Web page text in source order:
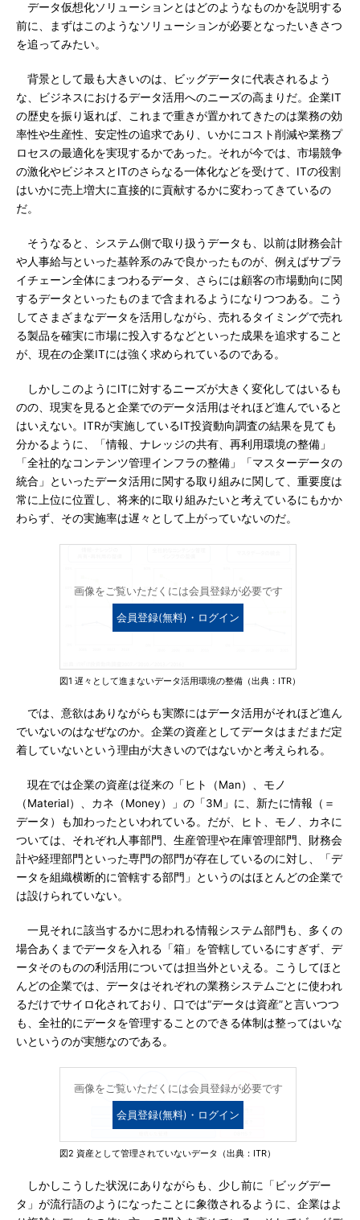
データ仮想化ソリューションとはどのようなものかを説明する
前に、まずはこのようなソリューションが必要となったいきさつ
を追ってみたい。
背景として最も大きいのは、ビッグデータに代表されるよう
な、ビジネスにおけるデータ活用へのニーズの高まりだ。企業IT
の歴史を振り返れば、これまで重きが置かれてきたのは業務の効
率性や生産性、安定性の追求であり、いかにコスト削減や業務プ
ロセスの最適化を実現するかであった。それが今では、市場競争
の激化やビジネスとITのさらなる一体化などを受けて、ITの役割
はいかに売上増大に直接的に貢献するかに変わってきているの
だ。
そうなると、システム側で取り扱うデータも、以前は財務会計
や人事給与といった基幹系のみで良かったものが、例えばサプラ
イチェーン全体にまつわるデータ、さらには顧客の市場動向に関
するデータといったものまで含まれるようになりつつある。こう
してさまざまなデータを活用しながら、売れるタイミングで売れ
る製品を確実に市場に投入するなどといった成果を追求すること
が、現在の企業ITには強く求められているのである。
しかしこのようにITに対するニーズが大きく変化してはいるも
のの、現実を見ると企業でのデータ活用はそれほど進んでいると
はいえない。ITRが実施しているIT投資動向調査の結果を見ても
分かるように、「情報、ナレッジの共有、再利用環境の整備」
「全社的なコンテンツ管理インフラの整備」「マスターデータの
統合」といったデータ活用に関する取り組みに関して、重要度は
常に上位に位置し、将来的に取り組みたいと考えているにもかか
わらず、その実施率は遅々として上がっていないのだ。
画像をご覧いただくには会員登録が必要です
会員登録(無料)・ログイン
図1 遅々として進まないデータ活用環境の整備（出典：ITR）
では、意欲はありながらも実際にはデータ活用がそれほど進ん
でいないのはなぜなのか。企業の資産としてデータはまだまだ定
着していないという理由が大きいのではないかと考えられる。
現在では企業の資産は従来の「ヒト（Man）、モノ
（Material）、カネ（Money）」の「3M」に、新たに情報（＝
データ）も加わったといわれている。だが、ヒト、モノ、カネに
ついては、それぞれ人事部門、生産管理や在庫管理部門、財務会
計や経理部門といった専門の部門が存在しているのに対し、「デ
ータを組織横断的に管轄する部門」というのはほとんどの企業で
は設けられていない。
一見それに該当するかに思われる情報システム部門も、多くの
場合あくまでデータを入れる「箱」を管轄しているにすぎず、デ
ータそのものの利活用については担当外といえる。こうしてほと
んどの企業では、データはそれぞれの業務システムごとに使われ
るだけでサイロ化されており、口では“データは資産”と言いつつ
も、全社的にデータを管理することのできる体制は整ってはいな
いというのが実態なのである。
画像をご覧いただくには会員登録が必要です
会員登録(無料)・ログイン
図2 資産として管理されていないデータ（出典：ITR）
しかしこうした状況にありながらも、少し前に「ビッグデー
タ」が流行語のようになったことに象徴されるように、企業はよ